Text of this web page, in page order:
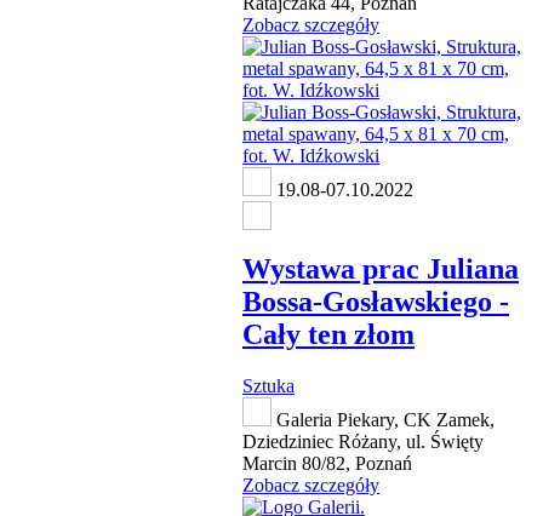
Zobacz szczegóły
19.08-07.10.2022
Wystawa prac Juliana
Bossa-Gosławskiego -
Cały ten złom
Sztuka
Galeria Piekary, CK Zamek,
Dziedziniec Różany, ul. Święty
Marcin 80/82, Poznań
Zobacz szczegóły